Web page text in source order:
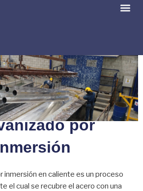
por
inmersión en caliente es un proceso
el cual se recubre el acero con una